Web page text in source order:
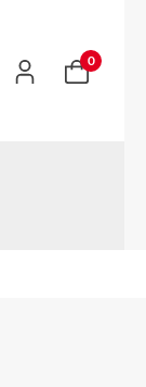
0